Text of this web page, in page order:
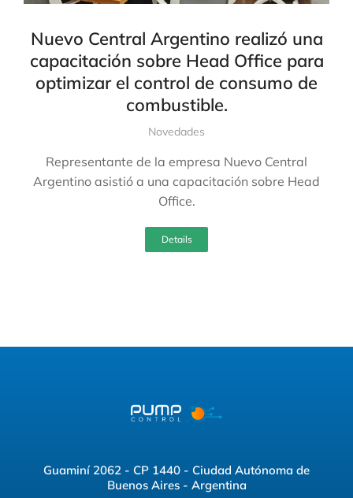
Nuevo Central Argentino realizó una
capacitación sobre Head Office para
optimizar el control de consumo de
combustible.
Novedades
Representante de la empresa Nuevo Central
Argentino asistió a una capacitación sobre Head
Office.
Details
Guaminí 2062 - CP 1440 - Ciudad Autónoma de
Buenos Aires - Argentina